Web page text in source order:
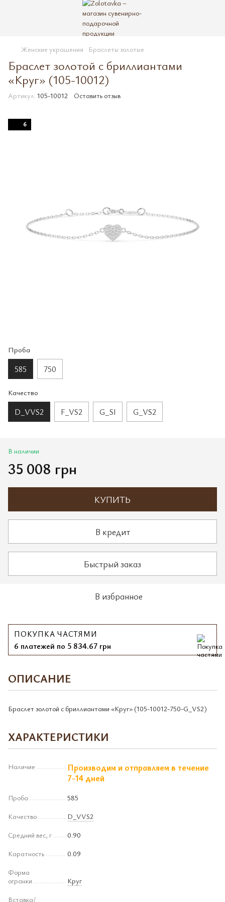
Женские украшения Браслеты золотые
Браслет золотой с бриллиантами
«Круг» (105-10012)
Артикул: 105-10012 Оставить отзыв
6
Проба
585 750
Качество
D_VVS2 F_VS2 G_SI G_VS2
В наличии
35 008 грн
КУПИТЬ
В кредит
Быстрый заказ
В избранное
ПОКУПКА ЧАСТЯМИ
6 платежей по 5 834.67 грн
ОПИСАНИЕ
Браслет золотой с бриллиантами «Круг» (105-10012-750-G_VS2)
ХАРАКТЕРИСТИКИ
Наличие
Производим и отправляем в течение
7-14 дней
Проба
585
Качество
D_VVS2
Средний вес, г
0.90
Каратность
0.09
Форма
огранки
Круг
Вставка/